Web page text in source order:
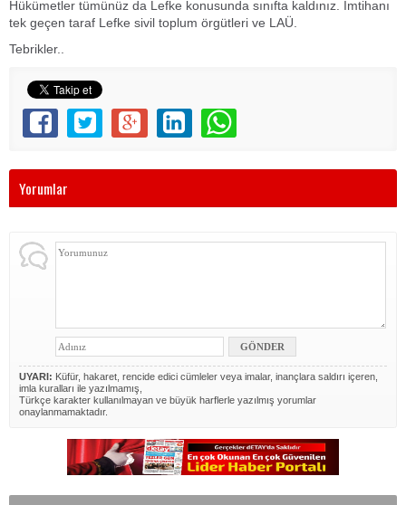
Hükümetler tümünüz da Lefke konusunda sınıfta kaldınız. İmtihanı
tek geçen taraf Lefke sivil toplum örgütleri ve LAÜ.
Tebrikler..
Yorumlar
UYARI: Küfür, hakaret, rencide edici cümleler veya imalar, inançlara saldırı içeren,
imla kuralları ile yazılmamış,
Türkçe karakter kullanılmayan ve büyük harflerle yazılmış yorumlar
onaylanmamaktadır.